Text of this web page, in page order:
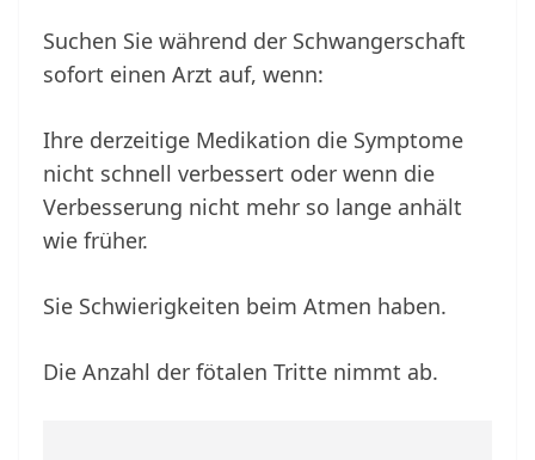
Suchen Sie während der Schwangerschaft
sofort einen Arzt auf, wenn:
Ihre derzeitige Medikation die Symptome
nicht schnell verbessert oder wenn die
Verbesserung nicht mehr so lange anhält
wie früher.
Sie Schwierigkeiten beim Atmen haben.
Die Anzahl der fötalen Tritte nimmt ab.